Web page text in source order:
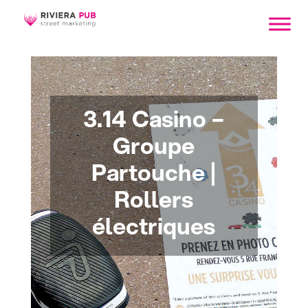
3.14 Casino –
Groupe
Partouche |
Rollers
électriques